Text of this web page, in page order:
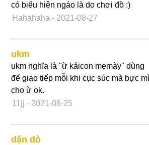
có biểu hiện ngáo là do chơi đồ :)
Hahahaha - 2021-08-27
ukm
ukm nghĩa là "ừ káicon mẹmày" dùng
để giao tiếp mỗi khi cục súc mà bực
cho ừ ok.
11jj - 2021-06-25
dặn dò